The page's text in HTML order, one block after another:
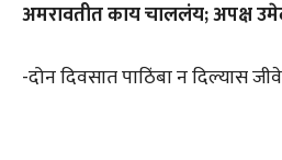
अमरावतीत काय चाललंय; अपक्ष
-दोन‎ दिवसात पाठिंबा न दिल्यास